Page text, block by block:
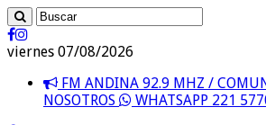
viernes 07/08/2026
FM ANDINA 92.9 MHZ /
NOSOTROS
WHATSAPP 221